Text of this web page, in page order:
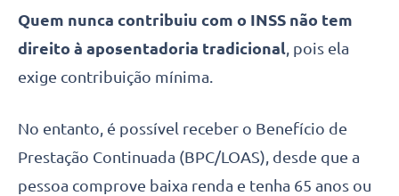
Quem nunca contribuiu com o INSS não tem
direito à aposentadoria tradicional, pois ela
exige contribuição mínima.
No entanto, é possível receber o Benefício de
Prestação Continuada (BPC/LOAS), desde que a
pessoa comprove baixa renda e tenha 65 anos ou